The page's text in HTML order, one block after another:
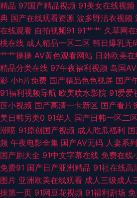
福利影院 国产熟卡二区 日本免费在线电影 91
在线91 老司机AV88 日韩成人性交 尤物午夜
久久青青肏 日本久久午夜 亚洲色图欧洲 97色
三级 免费人成自尉网站 三色色欧美 伊人电影
源站 久草欧美 欧洲精品区 婷婷瑟瑟在线 足交
欧美日韩另类 久热精品 五月花导航 97欧美
洲性爱网 午夜激情福利社 91视频免费播放 超
婷婷香蕉影音 日本毛茸茸 最新三级片网站
精品 97国产精品视频 91美女在线视频
典 国产在线观看资源 波多野洁衣视频
在线观看 自拍视频91 91艹艹 久草网
桃在线 成人精品一区二区 韩日爆乳无
艹艹操操 AV黄色观看网站 日韩欧美
精品分类在线 97午夜福利视频 岛国
影 小h片免费 国产精品色色视屏 国产
91福利视频导航 欧美喷水影院 91爱爱
莲小视频 国产高清一卡新区 国产看片
美日韩另类0 91华人 国产日韩一区二区
潮喷 91原创国产视频 成人吃瓜福利
频 午夜电影全集 国产AV无码 人妻系列
国产剧大全 91中文字幕在线 免费在线
免费91 国产日产亚洲精品 91社在线高
图片 亚洲欧美在线观看 成人三级成人
操第一页 91网豆花视频 91福利剧场